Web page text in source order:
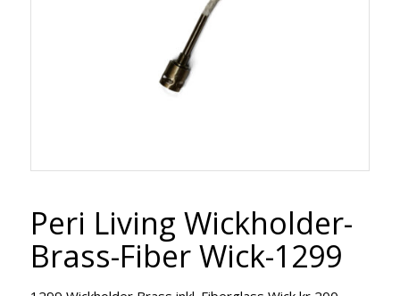
Peri Living Wickholder-
Brass-Fiber Wick-1299